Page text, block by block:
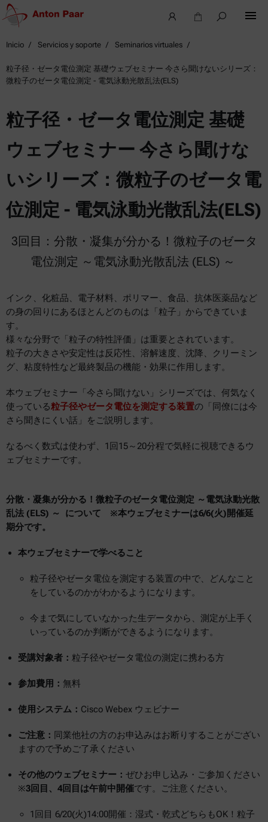
Inicio Servicios y soporte Seminarios virtuales
粒子径・ゼータ電位測定 基礎ウェブセミナー 今さら聞けないシリーズ：
微粒子のゼータ電位測定 - 電気泳動光散乱法(ELS)
粒子径・ゼータ電位測定 基礎
ウェブセミナー 今さら聞けな
いシリーズ：微粒子のゼータ電
位測定 - 電気泳動光散乱法(ELS)
3回目：分散・凝集が分かる！微粒子のゼータ
電位測定 ～電気泳動光散乱法 (ELS) ～
インク、化粧品、電子材料、ポリマー、食品、抗体医薬品など
の身の回りにあるほとんどのものは「粒子」からできていま
す。
様々な分野で「粒子の特性評価」は重要とされています。
粒子の大きさや安定性は反応性、溶解速度、沈降、クリーミン
グ、粘度特性など最終製品の機能・効果に作用します。
本ウェブセミナー「今さら聞けない」シリーズでは、何気なく
使っている粒子径やゼータ電位を測定する装置の「同僚には今
さら聞きにくい話」をご説明します。
なるべく数式は使わず、1回15～20分程で気軽に視聴できるウ
ェブセミナーです。
分散・凝集が分かる！微粒子のゼータ電位測定 ～電気泳動光散
乱法 (ELS) ～ について ※本ウェブセミナーは6/6(火)開催延
期分です。
本ウェブセミナーで学べること
粒子径やゼータ電位を測定する装置の中で、どんなこと
をしているのかがわかるようになります。
今まで気にしていなかった生データから、測定が上手く
いっているのか判断ができるようになります。
受講対象者： 粒子径やゼータ電位の測定に携わる方
参加費用： 無料
使用システム： Cisco Webex ウェビナー
ご注意： 同業他社の方のお申込みはお断りすることがござい
ますので予めご了承ください
その他のウェブセミナー： ぜひお申し込み・ご参加ください
※3回目、4回目は午前中開催です。ご注意ください。
1回目 6/20(火)14:00開催：湿式・乾式どちらもOK！粒子